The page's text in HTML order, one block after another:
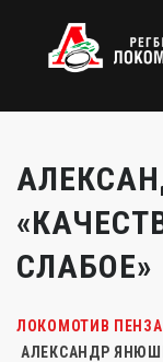
СЛАБОЕ»
ЛОКОМОТИВ ПЕНЗА
АЛЕКСАНДР